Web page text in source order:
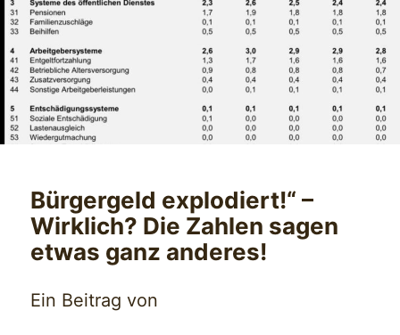
Bürgergeld explodiert!“ –
Wirklich? Die Zahlen sagen
etwas ganz anderes!
Ein Beitrag von